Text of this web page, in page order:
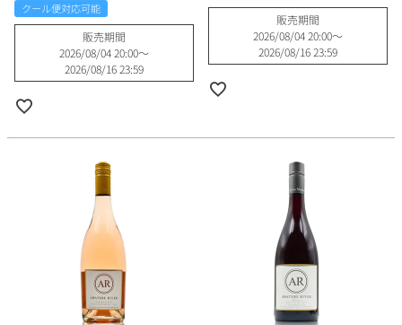
クール便対応可能
販売期間
2026/08/04 20:00〜
2026/08/16 23:59
販売期間
2026/08/04 20:00〜
2026/08/16 23:59